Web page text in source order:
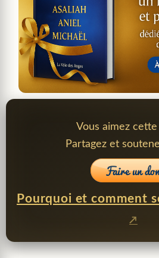
Vous aimez cette
Partagez et
Pourquoi et comment